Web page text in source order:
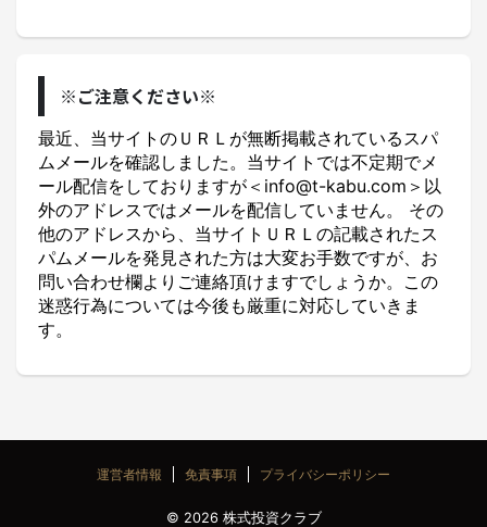
※ご注意ください※
最近、当サイトのＵＲＬが無断掲載されているスパ
ムメールを確認しました。当サイトでは不定期でメ
ール配信をしておりますが＜info@t-kabu.com＞以
外のアドレスではメールを配信していません。 その
他のアドレスから、当サイトＵＲＬの記載されたス
パムメールを発見された方は大変お手数ですが、お
問い合わせ欄よりご連絡頂けますでしょうか。この
迷惑行為については今後も厳重に対応していきま
す。
運営者情報 免責事項 プライバシーポリシー
© 2026 株式投資クラブ